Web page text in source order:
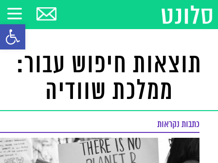
פתח
תוצאות חיפוש עבור:
ממלכת שוודיה
כתבות נקראות